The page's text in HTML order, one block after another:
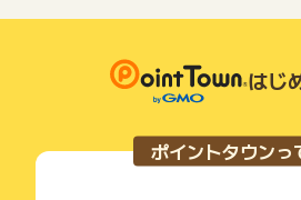
までお問い合わせください。ポイント
下記の事項に該当する場合、広告主側
・同一端末や同一世帯で、繰り返し利
い物を複数回ご利用された場合
・他のポイントサイトや比較サイト、
ご利用前には、Cookieの削除をおこな
します。
各サービス・お買い物の獲得ポイント
ン期間が予告なしに変更される場合が
条件を達成しているかどうかは各広告
っているため、広告主はポイントに
はじ
ポイントタウンっ